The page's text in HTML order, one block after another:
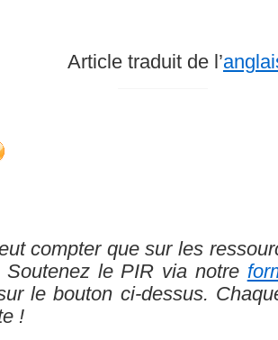
Article traduit de l’
compter que sur les
Soutenez le PIR via notre
le bouton ci-dessus.
!